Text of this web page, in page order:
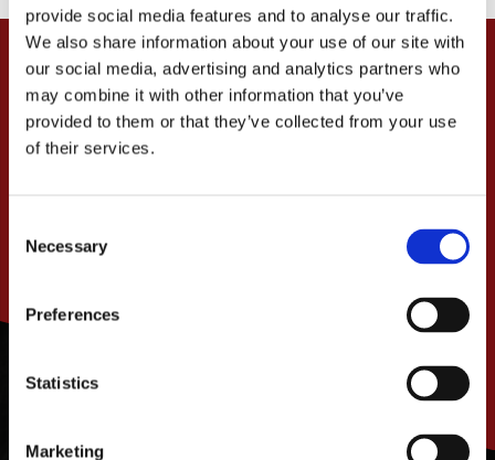
provide social media features and to analyse our traffic.
We also share information about your use of our site with
our social media, advertising and analytics partners who
may combine it with other information that you’ve
provided to them or that they’ve collected from your use
of their services.
Necessary
Preferences
Statistics
Marketing